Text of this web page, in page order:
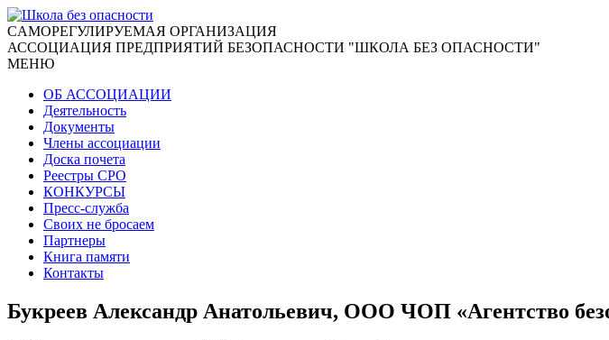
CАМОРЕГУЛИРУЕМАЯ ОРГАНИЗАЦИЯ
АССОЦИАЦИЯ ПРЕДПРИЯТИЙ БЕЗОПАСНОСТИ "ШКОЛА БЕЗ ОПАСНОСТИ"
МЕНЮ
ОБ АССОЦИАЦИИ
Деятельность
Документы
Члены ассоциации
Доска почета
Реестры СРО
КОНКУРСЫ
Пресс-служба
Своих не бросаем
Партнеры
Книга памяти
Контакты
Букреев Александр Анатольевич, ООО ЧОП «Агентство